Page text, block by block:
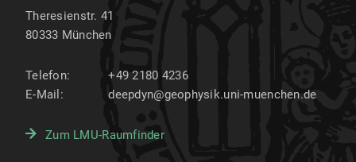
Theresienstr. 41
80333 München
Telefon:
+49 2180 4236
E-Mail:
deepdyn@geophysik.uni-muenchen.de
Zum LMU-Raumfinder